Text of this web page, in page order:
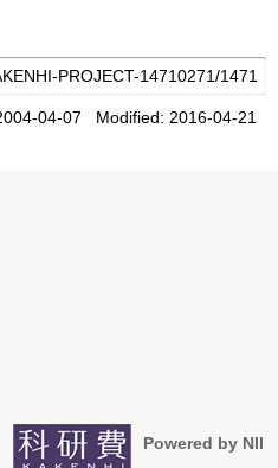
04-07 Modified: 2016-04-21
Powered by NII